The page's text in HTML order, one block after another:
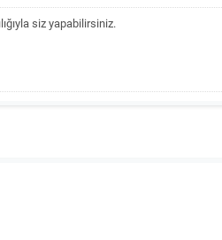
siz yapabilirsiniz.